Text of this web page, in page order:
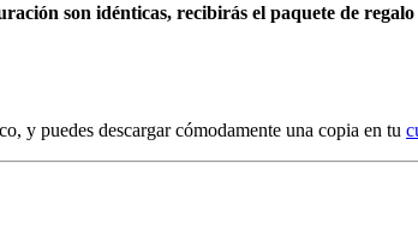
son idénticas, recibirás el paquete de
y puedes descargar cómodamente una copia en tu